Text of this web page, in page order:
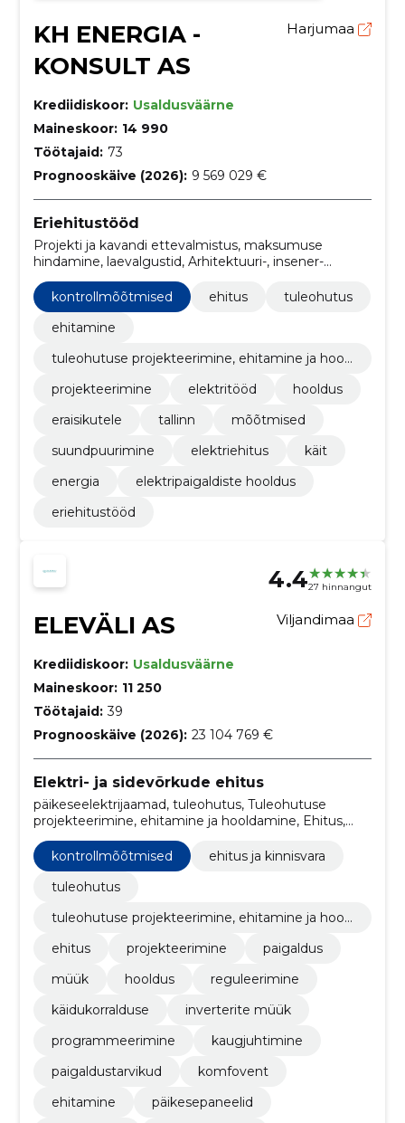
KH ENERGIA -
KONSULT AS
Harjumaa
Krediidiskoor: Usaldusväärne
Maineskoor: 14 990
Töötajaid: 73
Prognooskäive (2026): 9 569 029 €
Eriehitustööd
Projekti ja kavandi ettevalmistus, maksumuse
hindamine, laevalgustid, Arhitektuuri-, insener-
tehnilise projekteerimise ja maamõõtmisteenused,
elektripaigaldustööd, Elektriliinide ehitustööd,
Elektriseadmete käitus, Avalike valgustusseadmete
ja valgusfooride hooldusteenused, Ehitiste või nende
Teedevalgustuse paigaldamine, tehnilise disaini
kontrollmõõtmised ehitus
tuleohutus
ehitamine
tuleohutuse projekteerimine, ehitamine ja hool
projekteerimine
elektritööd
hooldus
eraisikutele
tallinn
mõõtmised
suundpuurimine
elektriehitus
käit
energia
elektripaigaldiste hooldus
eriehitustööd
4.427 hinnangut
ELEVÄLI AS Viljandimaa
Krediidiskoor: Usaldusväärne
Maineskoor: 11 250
Töötajaid: 39
Prognooskäive (2026): 23 104 769 €
Elektri- ja sidevõrkude ehitus
päikeseelektrijaamad, tuleohutus, Tuleohutuse
projekteerimine, ehitamine ja hooldamine, Ehitus,
Projekteerimine, paigaldus, müük, hooldus,
reguleerimine, käidukorralduse
kontrollmõõtmised
ehitus ja kinnisvara
tuleohutus
tuleohutuse projekteerimine, ehitamine ja hool
ehitus
projekteerimine
paigaldus
müük
hooldus
reguleerimine
käidukorralduse
inverterite müük
programmeerimine
kaugjuhtimine
paigaldustarvikud
komfovent
ehitamine
päikesepaneelid